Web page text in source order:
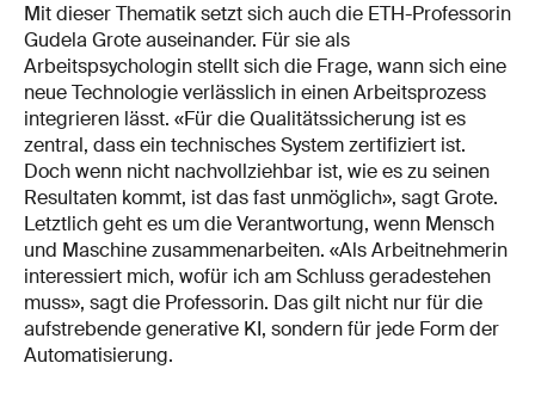
Mit dieser Thematik setzt sich auch die ETH-Professorin
Gudela Grote auseinander. Für sie als
Arbeitspsychologin stellt sich die Frage, wann sich eine
neue Technologie verlässlich in einen Arbeitsprozess
integrieren lässt. «Für die Qualitätssicherung ist es
zentral, dass ein technisches System zertifiziert ist.
Doch wenn nicht nachvollziehbar ist, wie es zu seinen
Resultaten kommt, ist das fast unmöglich», sagt Grote.
Letztlich geht es um die Verantwortung, wenn Mensch
und Maschine zusammenarbeiten. «Als Arbeitnehmerin
interessiert mich, wofür ich am Schluss geradestehen
muss», sagt die Professorin. Das gilt nicht nur für die
aufstrebende generative KI, sondern für jede Form der
Automatisierung.